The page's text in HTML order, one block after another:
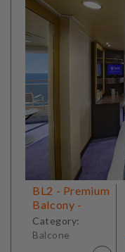
BL2 - Premium
Balcony -
Category:
Balcone